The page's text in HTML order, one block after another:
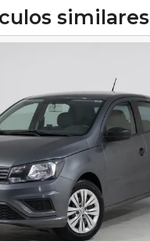
similares